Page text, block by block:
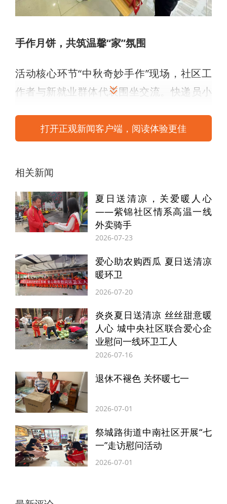
手作月饼，共筑温馨“家”氛围
活动核心环节“中秋奇妙手作”现场，社区工
作者与新就业群体代表围坐交流。快递员小
月饼制作，他感慨：“平时忙跑单，这次和大
家一起做月饼，像和家人过节。”操作台上，
揉捏声、轻敲声与笑声交织，原本鲜有交集
的新就业群体，在共同制作中渐渐熟络，分
享工作趣事与生活小确幸。月饼甜香弥漫，
成为连接社区与新就业群体的“情感纽带”，
让“家”的温馨愈发浓厚。
恳谈倾听，精准服务解难题
“晚上跑夜单怕遇到危险，希望社区能给我们
做快递分拣，急需实践机会......”面对面恳谈
打开正观新闻客户端，阅读体验更佳
相关新闻
夏日送清凉，关爱暖人心
——紫锦社区情系高温一线
外卖骑手
2026-07-23
爱心助农购西瓜 夏日送清凉
暖环卫
2026-07-20
炎炎夏日送清凉 丝丝甜意暖
人心 城中央社区联合爱心企
业慰问一线环卫工人
2026-07-16
退休不褪色 关怀暖七一
2026-07-01
祭城路街道中南社区开展“七
一”走访慰问活动
2026-07-01